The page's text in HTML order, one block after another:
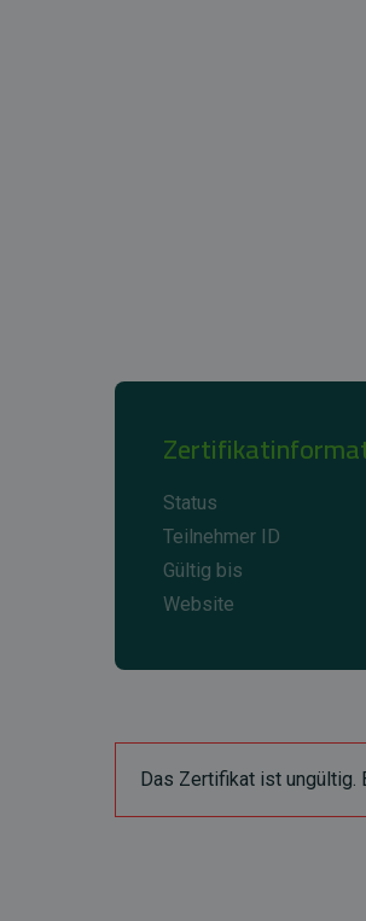
Status
Teilnehmer ID
Gültig bis
Website
Das Zertifikat ist ungültig.